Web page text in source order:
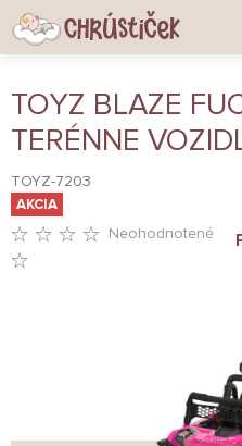
Prejsť
na
obsah
TOYZ BLAZE
TERÉNNE
TOYZ-7203
AKCIA
Neohodnotené